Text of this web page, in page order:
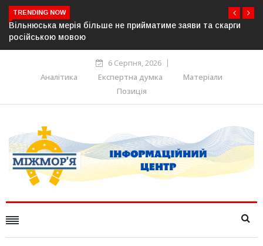
TRENDING NOW
та скарги
В Угорщині можуть обрати нового президента
серпня — фракція «Тиси»
6 Серпня, 2026
Аналітика
Експертна думка
Матеріали
Позиція